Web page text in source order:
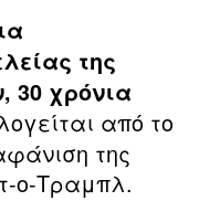
της
30 χρόνια
από το
της